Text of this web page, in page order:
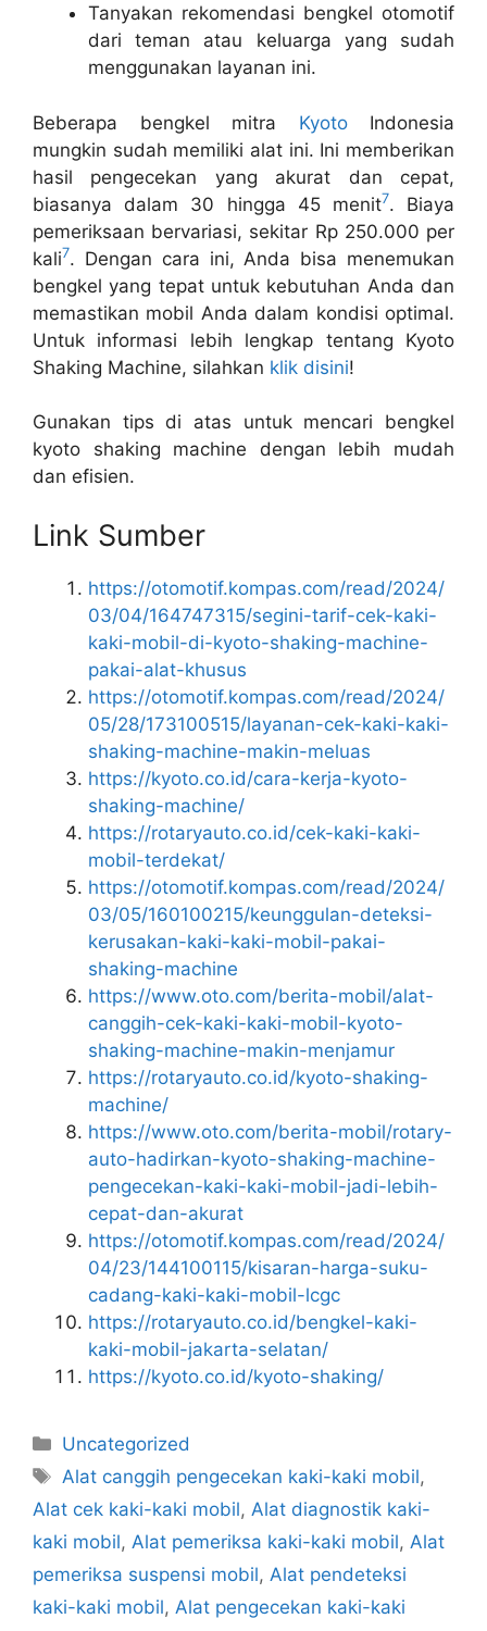
Tanyakan rekomendasi bengkel otomotif
dari teman atau keluarga yang sudah
menggunakan layanan ini.
Beberapa bengkel mitra KyotoIndonesia
mungkin sudah memiliki alat ini. Ini memberikan
hasil pengecekan yang akurat dan cepat,
biasanya dalam 30 hingga 45 menit7. Biaya
pemeriksaan bervariasi, sekitar Rp 250.000 per
kali7. Dengan cara ini, Anda bisa menemukan
bengkel yang tepat untuk kebutuhan Anda dan
memastikan mobil Anda dalam kondisi optimal.
Untuk informasi lebih lengkap tentang Kyoto
Shaking Machine, silahkan klik disini!
Gunakan tips di atas untuk mencari bengkel
kyoto shaking machine dengan lebih mudah
dan efisien.
Link Sumber
https://otomotif.kompas.com/read/2024/
03/04/164747315/segini-tarif-cek-kaki-
kaki-mobil-di-kyoto-shaking-machine-
pakai-alat-khusus
https://otomotif.kompas.com/read/2024/
05/28/173100515/layanan-cek-kaki-kaki-
shaking-machine-makin-meluas
https://kyoto.co.id/cara-kerja-kyoto-
shaking-machine/
https://rotaryauto.co.id/cek-kaki-kaki-
mobil-terdekat/
https://otomotif.kompas.com/read/2024/
03/05/160100215/keunggulan-deteksi-
kerusakan-kaki-kaki-mobil-pakai-
shaking-machine
https://www.oto.com/berita-mobil/alat-
canggih-cek-kaki-kaki-mobil-kyoto-
shaking-machine-makin-menjamur
https://rotaryauto.co.id/kyoto-shaking-
machine/
https://www.oto.com/berita-mobil/rotary-
auto-hadirkan-kyoto-shaking-machine-
pengecekan-kaki-kaki-mobil-jadi-lebih-
cepat-dan-akurat
https://otomotif.kompas.com/read/2024/
04/23/144100115/kisaran-harga-suku-
cadang-kaki-kaki-mobil-lcgc
https://rotaryauto.co.id/bengkel-kaki-
kaki-mobil-jakarta-selatan/
https://kyoto.co.id/kyoto-shaking/
Uncategorized
Alat canggih pengecekan kaki-kaki mobil,
Alat cek kaki-kaki mobil, Alat diagnostik kaki-
kaki mobil, Alat pemeriksa kaki-kaki mobil, Alat
pemeriksa suspensi mobil, Alat pendeteksi
kaki-kaki mobil, Alat pengecekan kaki-kaki